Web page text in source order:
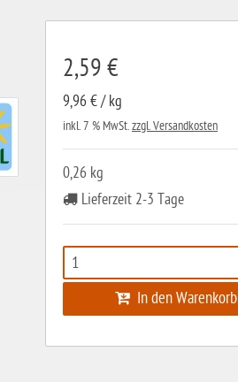
2,59 €
9,96 € / kg
inkl. 7 % MwSt.zzgl. Versandkosten
0,26 kg
Lieferzeit 2-3 Tage
In den Warenkorb